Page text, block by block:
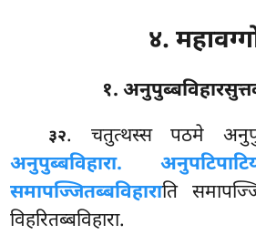
४.
१.
३२. चतुत्थस्सपठमे
अनुपुब्बविहारा.
समापज्जितब्बविहाराति
विहरितब्बविहारा.